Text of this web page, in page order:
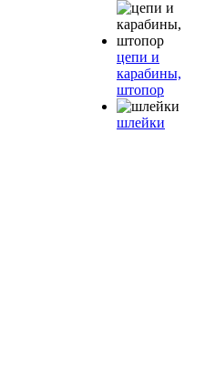
цепи и
карабины,
штопор
шлейки